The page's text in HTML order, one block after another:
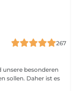
267